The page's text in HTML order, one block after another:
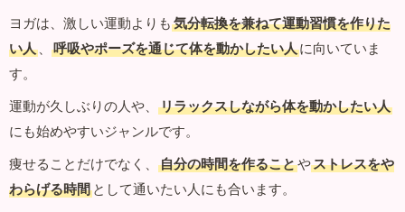
ヨガは、激しい運動よりも 気分転換を兼ねて運動習慣を作りた
い人 、 呼吸やポーズを通じて体を動かしたい人に向いていま
す。
運動が久しぶりの人や、
リラックスしながら体を動かしたい人
にも始めやすいジャンルです。
痩せることだけでなく、
自分の時間を作ることやストレスをや
わらげる時間 として通いたい人にも合います。